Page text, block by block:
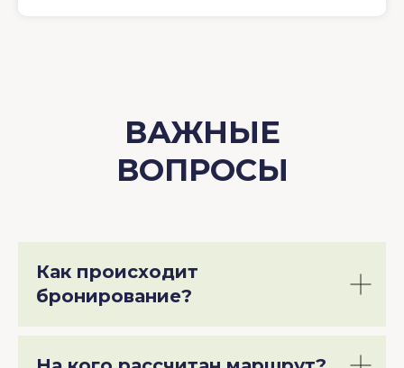
ВАЖНЫЕ
ВОПРОСЫ
Как происходит
бронирование?